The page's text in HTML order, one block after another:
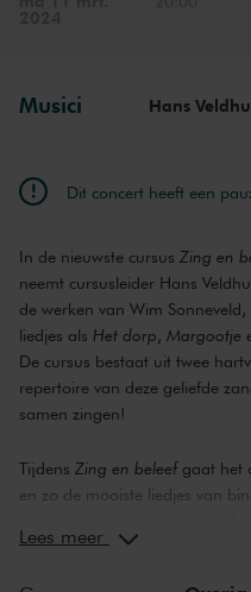
Musici Hans
Dit concert heeft een
In de nieuwste cursus Zing en
neemt cursusleider Hans
de werken van Wim
liedjes als Het dorp, Margootje
De cursus bestaat uit twee
repertoire van deze geliefde
samen zingen!
Tijdens Zing en beleefgaat het
en zo de mooiste liedjes van
nog nooit gezongen heeft:
Lees meer